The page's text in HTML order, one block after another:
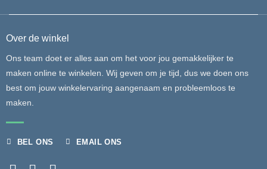
Over de winkel
Ons team doet er alles aan om het voor jou gemakkelijker te
maken online te winkelen. Wij geven om je tijd, dus we doen ons
best om jouw winkelervaring aangenaam en probleemloos te
maken.
BEL ONS EMAIL ONS